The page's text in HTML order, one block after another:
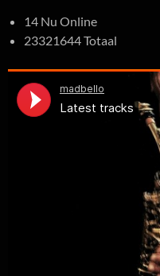
14 Nu Online
23321644 Totaal